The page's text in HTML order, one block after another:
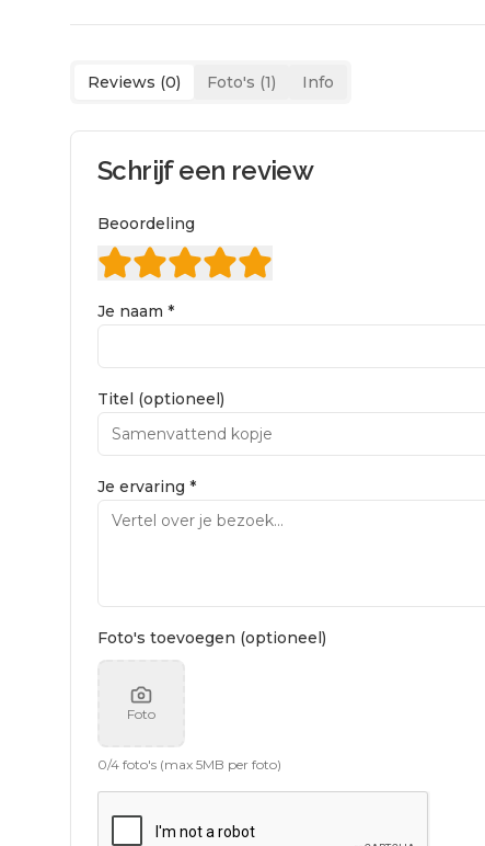
Reviews (0) Foto's (1) Info
Schrijf een review
Beoordeling
Je naam *
Titel (optioneel)
Je ervaring *
Foto's toevoegen (optioneel)
Foto
0/4 foto's (max 5MB per foto)